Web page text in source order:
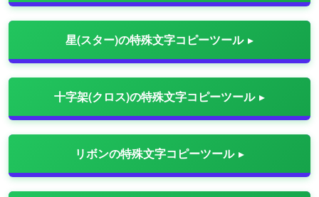
星(スター)の特殊文字コピーツール
十字架(クロス)の特殊文字コピーツール
リボンの特殊文字コピーツール